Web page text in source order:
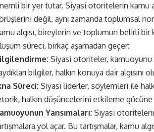
bir yer tutar. Siyasi otoritelerin kamu
değil, aynı zamanda toplumsal
algısı, bireylerin ve toplumun belirli bir
süreci, birkaç aşamadan geçer:
Siyasi otoriteler, kamuoyunu
bilgiler, halkın konuya dair algısını
Süreci: Siyasi liderler, söylemleri ile
halkın düşüncelerini etkileme
Yansımaları: Siyasi
yol açar. Bu tartışmalar, kamu